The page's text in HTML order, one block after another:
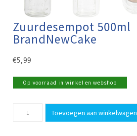
Zuurdesempot 500ml
BrandNewCake
€5,99
Op voorraad in winkel en webshop
500ml
BrandNewCake
Toevoegen aan winkelwagen